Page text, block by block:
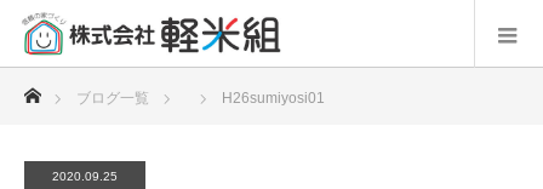
ブログ一覧 H26sumiyosi01
2020.09.25